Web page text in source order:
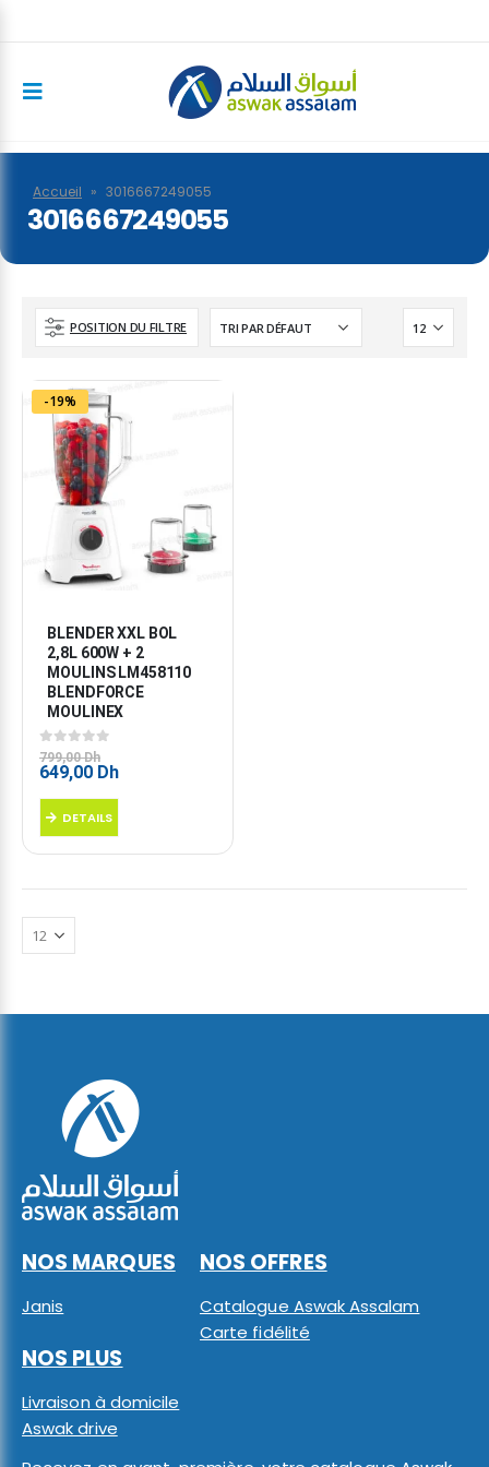
Accueil » 3016667249055
3016667249055
POSITION DU FILTRE
-19%
BLENDER XXL BOL
2,8L 600W + 2
MOULINS LM458110
BLENDFORCE
MOULINEX
0sur 5
799,00Dh
Le
initial
était :
799,00 Dh.
649,00 DhLe
DETAILS
NOS MARQUES
Janis
NOS OFFRES
Catalogue Aswak Assalam
Carte fidélité
NOS PLUS
Livraison à domicile
Aswak drive